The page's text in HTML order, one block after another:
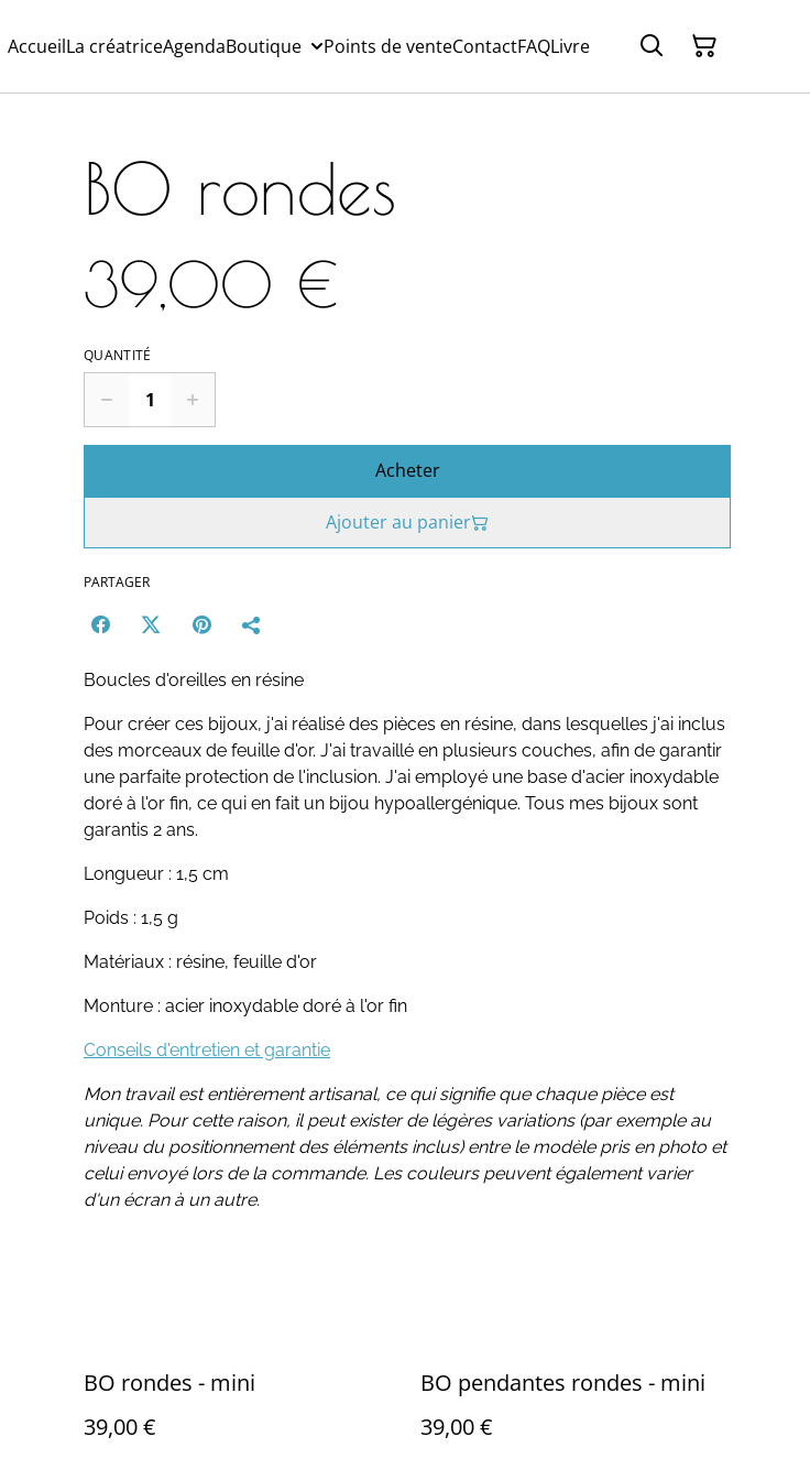
AccueilLa créatriceAgendaBoutique Points de venteContactFAQLivre
BO rondes
39,00 €
QUANTITÉ
Acheter
Ajouter au panier
PARTAGER
Boucles d'oreilles en résine
Pour créer ces bijoux, j'ai réalisé des pièces en résine, dans lesquelles j'ai inclus
des morceaux de feuille d'or. J'ai travaillé en plusieurs couches, afin de garantir
une parfaite protection de l'inclusion. J'ai employé une base d'acier inoxydable
doré à l'or fin, ce qui en fait un bijou hypoallergénique. Tous mes bijoux sont
garantis 2 ans.
Longueur : 1,5 cm
Poids : 1,5 g
Matériaux : résine, feuille d'or
Monture : acier inoxydable doré à l'or fin
Conseils d'entretien et garantie
Mon travail est entièrement artisanal, ce qui signifie que chaque pièce est
unique. Pour cette raison, il peut exister de légères variations (par exemple au
niveau du positionnement des éléments inclus) entre le modèle pris en photo et
celui envoyé lors de la commande. Les couleurs peuvent également varier
d'un écran à un autre.
BO rondes - mini
39,00 €
BO pendantes rondes - mini
39,00 €